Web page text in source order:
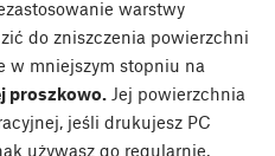
warstwy
do zniszczenia powierzchni
w mniejszym stopniu na
proszkowo. Jej powierzchnia
jeśli drukujesz PC
używasz go regularnie,